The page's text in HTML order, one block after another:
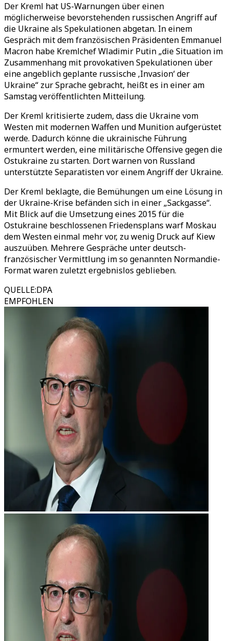
Der Kreml hat US-Warnungen über einen
möglicherweise bevorstehenden russischen Angriff auf
die Ukraine als Spekulationen abgetan. In einem
Gespräch mit dem französischen Präsidenten Emmanuel
Macron habe Kremlchef Wladimir Putin „die Situation im
Zusammenhang mit provokativen Spekulationen über
eine angeblich geplante russische ‚Invasion‘ der
Ukraine“ zur Sprache gebracht, heißt es in einer am
Samstag veröffentlichten Mitteilung.
Der Kreml kritisierte zudem, dass die Ukraine vom
Westen mit modernen Waffen und Munition aufgerüstet
werde. Dadurch könne die ukrainische Führung
ermuntert werden, eine militärische Offensive gegen die
Ostukraine zu starten. Dort warnen von Russland
unterstützte Separatisten vor einem Angriff der Ukraine.
Der Kreml beklagte, die Bemühungen um eine Lösung in
der Ukraine-Krise befänden sich in einer „Sackgasse“.
Mit Blick auf die Umsetzung eines 2015 für die
Ostukraine beschlossenen Friedensplans warf Moskau
dem Westen einmal mehr vor, zu wenig Druck auf Kiew
auszuüben. Mehrere Gespräche unter deutsch-
französischer Vermittlung im so genannten Normandie-
Format waren zuletzt ergebnislos geblieben.
QUELLE:DPA
EMPFOHLEN